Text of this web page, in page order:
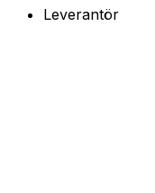
Leverantör